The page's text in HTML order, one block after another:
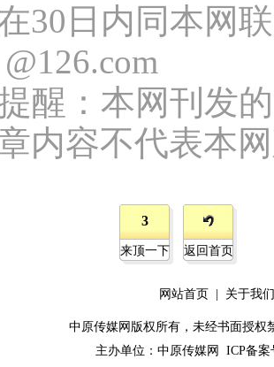
30日内同本网
醒：本网刊发
内容不代表本
3
来顶一下 返回首页
网站首页 关于我们
中原传媒网版权所有，未经书面授权
主办单位： 中原传媒网 ICP备案